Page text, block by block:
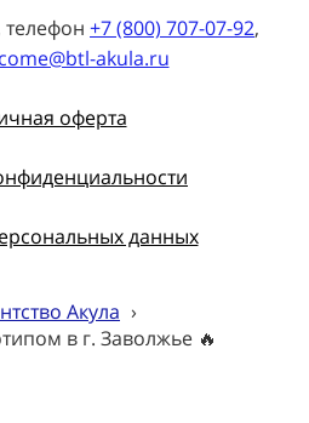
телефон +7 (800) 707-07-92,
akula.ru
оферта
данных
Акула ›
в г. Заволжье 🔥